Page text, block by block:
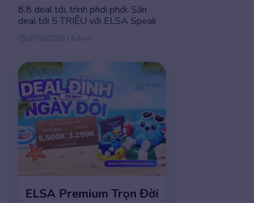
8.8 deal tới, trình phơi phới: Săn
deal tới 5 TRIỆU với ELSA Speak
07/08/2026 | Admin
ELSA Premium Trọn Đời